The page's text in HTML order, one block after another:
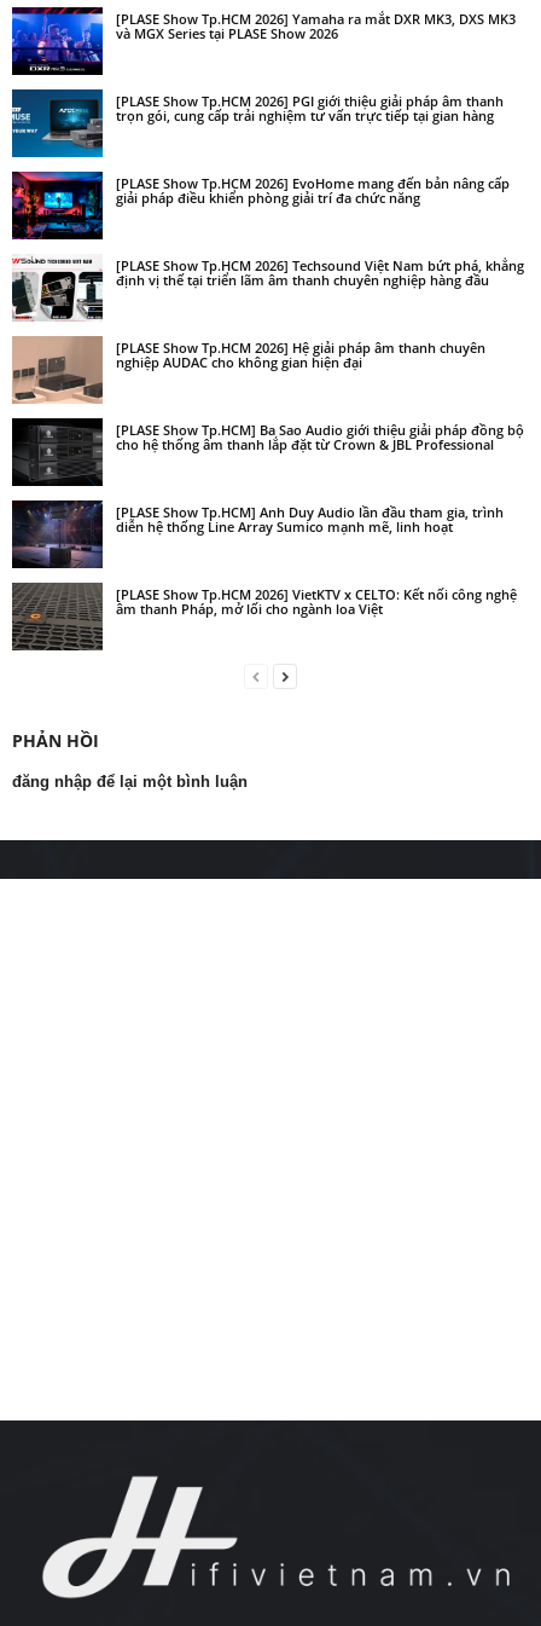
[PLASE Show Tp.HCM 2026] Yamaha ra mắt DXR MK3, DXS MK3
và MGX Series tại PLASE Show 2026
[PLASE Show Tp.HCM 2026] PGI giới thiệu giải pháp âm thanh
trọn gói, cung cấp trải nghiệm tư vấn trực tiếp tại gian hàng
[PLASE Show Tp.HCM 2026] EvoHome mang đến bản nâng cấp
giải pháp điều khiển phòng giải trí đa chức năng
[PLASE Show Tp.HCM 2026] Techsound Việt Nam bứt phá, khẳng
định vị thế tại triển lãm âm thanh chuyên nghiệp hàng đầu
[PLASE Show Tp.HCM 2026] Hệ giải pháp âm thanh chuyên
nghiệp AUDAC cho không gian hiện đại
[PLASE Show Tp.HCM] Ba Sao Audio giới thiệu giải pháp đồng bộ
cho hệ thống âm thanh lắp đặt từ Crown & JBL Professional
[PLASE Show Tp.HCM] Anh Duy Audio lần đầu tham gia, trình
diễn hệ thống Line Array Sumico mạnh mẽ, linh hoạt
[PLASE Show Tp.HCM 2026] VietKTV x CELTO: Kết nối công nghệ
âm thanh Pháp, mở lối cho ngành loa Việt
PHẢN HỒI
đăng nhập để lại một bình luận